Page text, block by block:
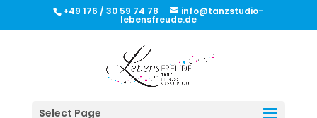
+49 176 / 30 59 74 78 info@tanzstudio-
lebensfreude.de
Select Page